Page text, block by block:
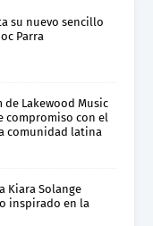
su nuevo sencillo
Parra
Lakewood Music
compromiso con el
comunidad latina
Kiara Solange
inspirado en la